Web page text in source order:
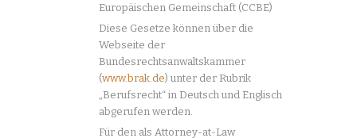
Europäischen Gemeinschaft (CCBE)
Diese Gesetze können über die
Webseite der
Bundesrechtsanwaltskammer
(www.brak.de) unter der Rubrik
„Berufsrecht“ in Deutsch und Englisch
abgerufen werden.
Für den als Attorney-at-Law